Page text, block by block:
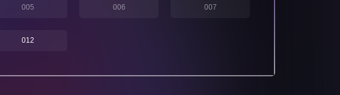
005 006 007
012